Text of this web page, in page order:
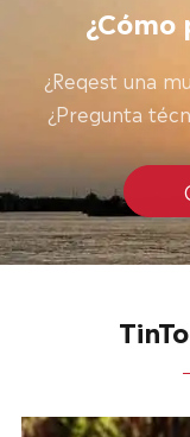
¿Reqest una
¿Pregunta